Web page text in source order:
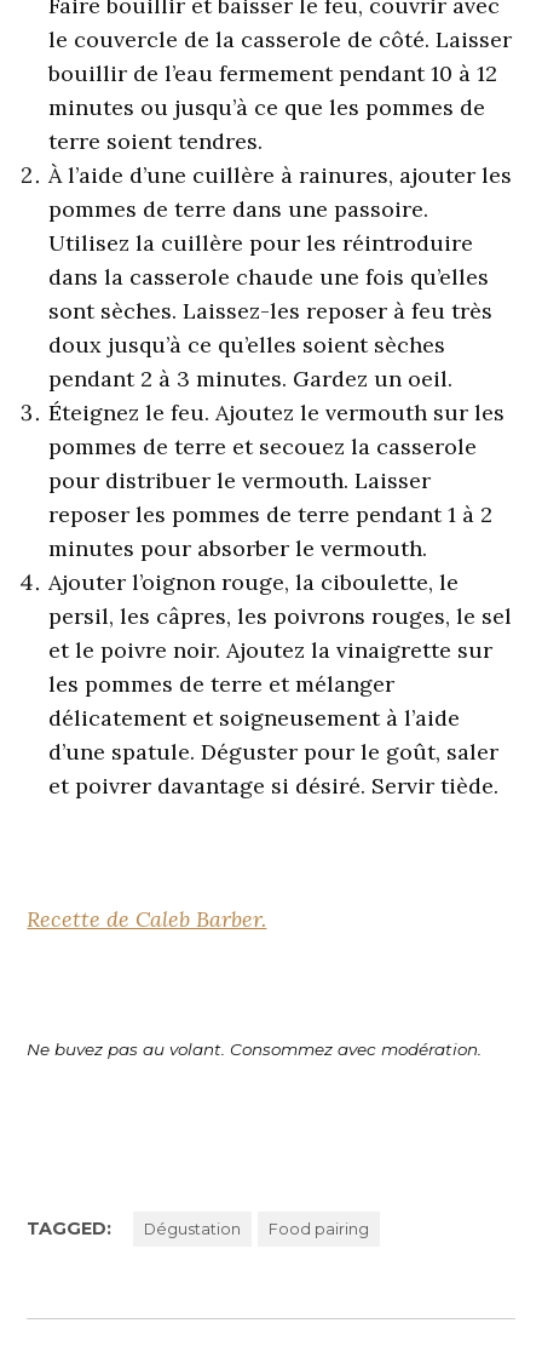
le couvercle de la casserole de côté. Laisser
bouillir de l’eau fermement pendant 10 à 12
minutes ou jusqu’à ce que les pommes de
terre soient tendres.
À l’aide d’une cuillère à rainures, ajouter les
pommes de terre dans une passoire.
Utilisez la cuillère pour les réintroduire
dans la casserole chaude une fois qu’elles
sont sèches. Laissez-les reposer à feu très
doux jusqu’à ce qu’elles soient sèches
pendant 2 à 3 minutes. Gardez un oeil.
Éteignez le feu. Ajoutez le vermouth sur les
pommes de terre et secouez la casserole
pour distribuer le vermouth. Laisser
reposer les pommes de terre pendant 1 à 2
minutes pour absorber le vermouth.
Ajouter l’oignon rouge, la ciboulette, le
persil, les câpres, les poivrons rouges, le sel
et le poivre noir. Ajoutez la vinaigrette sur
les pommes de terre et mélanger
délicatement et soigneusement à l’aide
d’une spatule. Déguster pour le goût, saler
et poivrer davantage si désiré. Servir tiède.
Recette de Caleb Barber.
Ne buvez pas au volant. Consommez avec modération.
TAGGED: Dégustation Food pairing